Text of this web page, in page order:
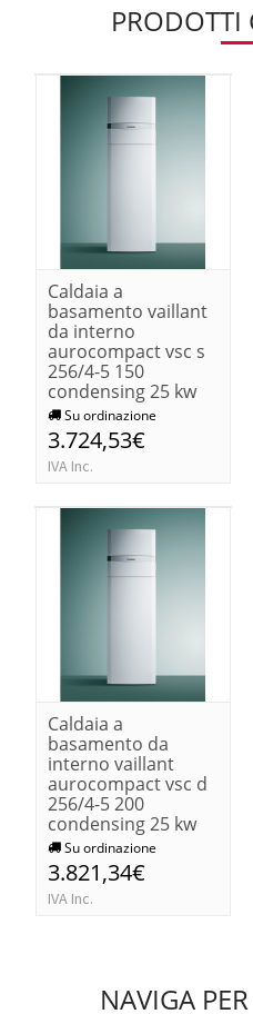
PRODOTTI
Caldaia a
basamento vaillant
da interno
aurocompact vsc s
256/4-5 150
condensing 25 kw
Su ordinazione
3.724,53€
IVA Inc.
Caldaia a
basamento da
interno vaillant
aurocompact vsc d
256/4-5 200
condensing 25 kw
Su ordinazione
3.821,34€
IVA Inc.
NAVIGA